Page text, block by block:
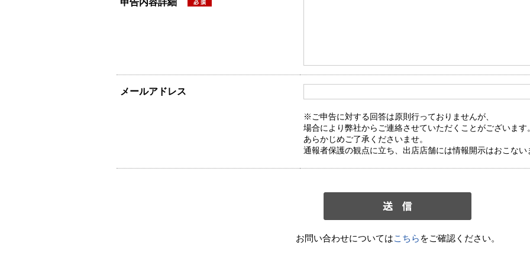
申告内容詳細
メールアドレス
※ご申告に対する回答は原則行っておりませんが、
場合により弊社からご連絡させていただくことがございます。
あらかじめご了承くださいませ。
通報者保護の観点に立ち、出店店舗には情報開示はおこない
お問い合わせについてはこちら をご確認ください。